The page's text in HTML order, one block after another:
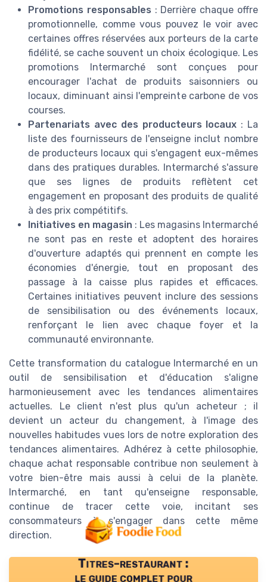
Promotions responsables : Derrière chaque offre
promotionnelle, comme vous pouvez le voir avec
certaines offres réservées aux porteurs de la carte
fidélité, se cache souvent un choix écologique. Les
promotions Intermarché sont conçues pour
encourager l'achat de produits saisonniers ou
locaux, diminuant ainsi l'empreinte carbone de vos
courses.
Partenariats avec des producteurs locaux : La
liste des fournisseurs de l'enseigne inclut nombre
de producteurs locaux qui s'engagent eux-mêmes
dans des pratiques durables. Intermarché s'assure
que ses lignes de produits reflètent cet
engagement en proposant des produits de qualité
à des prix compétitifs.
Initiatives en magasin : Les magasins Intermarché
ne sont pas en reste et adoptent des horaires
d'ouverture adaptés qui prennent en compte les
économies d'énergie, tout en proposant des
passage à la caisse plus rapides et efficaces.
Certaines initiatives peuvent inclure des sessions
de sensibilisation ou des événements locaux,
renforçant le lien avec chaque foyer et la
communauté environnante.
Cette transformation du catalogue Intermarché en un
outil de sensibilisation et d'éducation s'aligne
harmonieusement avec les tendances alimentaires
actuelles. Le client n'est plus qu'un acheteur ; il
devient un acteur du changement, à l'image des
nouvelles habitudes vues lors de notre exploration des
tendances alimentaires. Adhérez à cette philosophie,
chaque achat responsable contribue non seulement à
votre bien-être mais aussi à celui de la planète.
Intermarché, en tant qu'enseigne responsable,
continue de tracer cette voie, incitant ses
consommateurs à s'engager dans cette même
direction.
Titres-restaurant :
le guide complet pour